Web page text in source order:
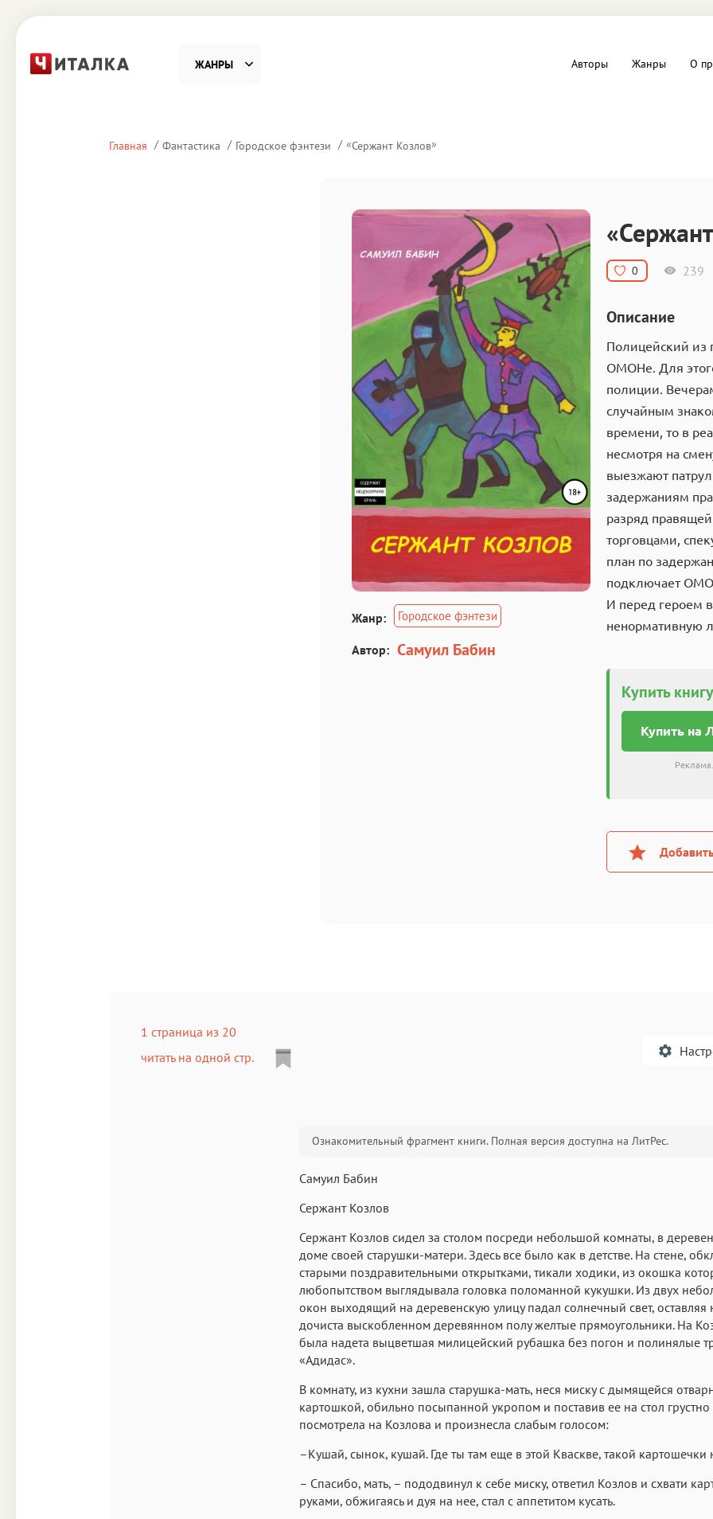
ЖАНРЫ
Драматургия
Компьютеры и Интернет
Старинное Фольклор
Авторы Жанры О
Главная Фантастика Городское фэнтези «Сержант Козлов»
Жанр: Городское фэнтези
Автор: Самуил Бабин
0 239
Описание
Полицейский из
ОМОНе. Для
полиции.
случайным
времени, то в
несмотря на
выезжают
задержаниям
разряд
торговцами,
план по
подключает
И перед героем
ненормативную
Купить
Купить на
1 страница из 20
читать на одной стр.
Аа
Roboto
Аа
Garamond
Аа
Fira Sans
Аа Аа Аа
Аа
Helvetica Neue
Аа
Arial Аа
Georgia
Courier
Аа
Courier New
Аа
Menlo
Ознакомительный фрагмент книги. Полная версия доступна на ЛитРес.
Самуил Бабин
Сержант Козлов
Сержант Козлов сидел за столом посреди небольшой комнаты, в
доме своей старушки-матери. Здесь все было как в детстве. На стене,
старыми поздравительными открытками, тикали ходики, из окошка
любопытством выглядывала головка поломанной кукушки. Из двух
окон выходящий на деревенскую улицу падал солнечный свет, оставляя
дочиста выскобленном деревянном полу желтые прямоугольники. На
была надета выцветшая милицейский рубашка без погон и полинялые
«Адидас».
В комнату, из кухни зашла старушка-мать, неся миску с дымящейся
картошкой, обильно посыпанной укропом и поставив ее на стол грустно
посмотрела на Козлова и произнесла слабым голосом:
–Кушай, сынок, кушай. Где ты там еще в этой Кваскве, такой картошечки
– Спасибо, мать, – пододвинул к себе миску, ответил Козлов и схвати
руками, обжигаясь и дуя на нее, стал с аппетитом кусать.